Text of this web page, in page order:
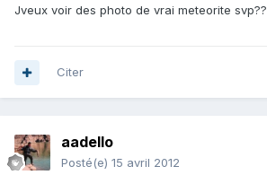
Jveux voir des photo de vrai meteorite svp??
Citer
aadello
Posté(e) 15 avril 2012